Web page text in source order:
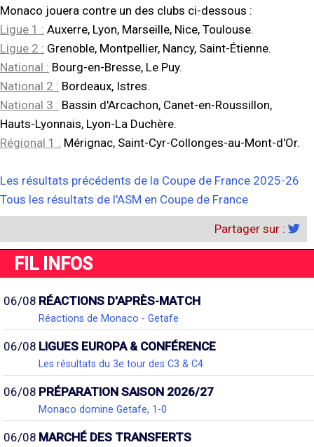
Monaco jouera contre un des clubs ci-dessous :
Ligue 1 : Auxerre, Lyon, Marseille, Nice, Toulouse.
Ligue 2 : Grenoble, Montpellier, Nancy, Saint-Étienne.
National : Bourg-en-Bresse, Le Puy.
National 2 : Bordeaux, Istres.
National 3 : Bassin d'Arcachon, Canet-en-Roussillon,
Hauts-Lyonnais, Lyon-La Duchère.
Régional 1 : Mérignac, Saint-Cyr-Collonges-au-Mont-d'Or.
Les résultats précédents de la Coupe de France 2025-26
Tous les résultats de l'ASM en Coupe de France
Partager sur :
FIL INFOS
06/08 RÉACTIONS D'APRÈS-MATCH
Réactions de Monaco - Getafe
06/08 LIGUES EUROPA & CONFÉRENCE
Les résultats du 3e tour des C3 & C4
06/08 PRÉPARATION SAISON 2026/27
Monaco domine Getafe, 1-0
06/08 MARCHÉ DES TRANSFERTS